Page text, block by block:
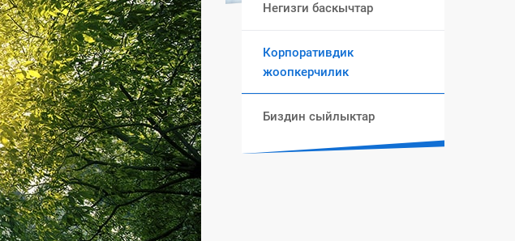
Негизги баскычтар
Корпоративдик
жоопкерчилик
Биздин сыйлыктар